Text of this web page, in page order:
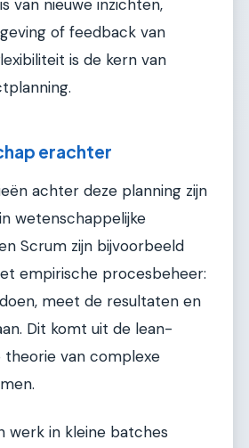
van nieuwe inzichten,
of feedback van
is de kern van
erachter
achter deze planning zijn
wetenschappelijke
Scrum zijn bijvoorbeeld
empirische procesbeheer:
meet de resultaten en
Dit komt uit de lean-
van complexe
werk in kleine batches